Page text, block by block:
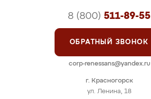
г. Красногорск
ул. Ленина, 18
8 (800) 511-89-55
ОБРАТНЫЙ ЗВОНОК
corp-renessans@yandex.ru